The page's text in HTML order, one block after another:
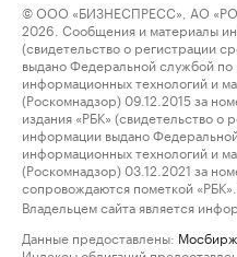
© ООО «БИЗНЕСПРЕСС», АО
2026. Сообщения и материалы
(свидетельство о регистрации
выдано Федеральной службой по
информационных технологий и
(Роскомнадзор) 09.12.2015 за
издания «РБК» (свидетельство о
информации выдано
информационных технологий и
(Роскомнадзор) 03.12.2021 за
сопровождаются пометкой «РБК».
Владельцем сайта является
Данные предоставлены: